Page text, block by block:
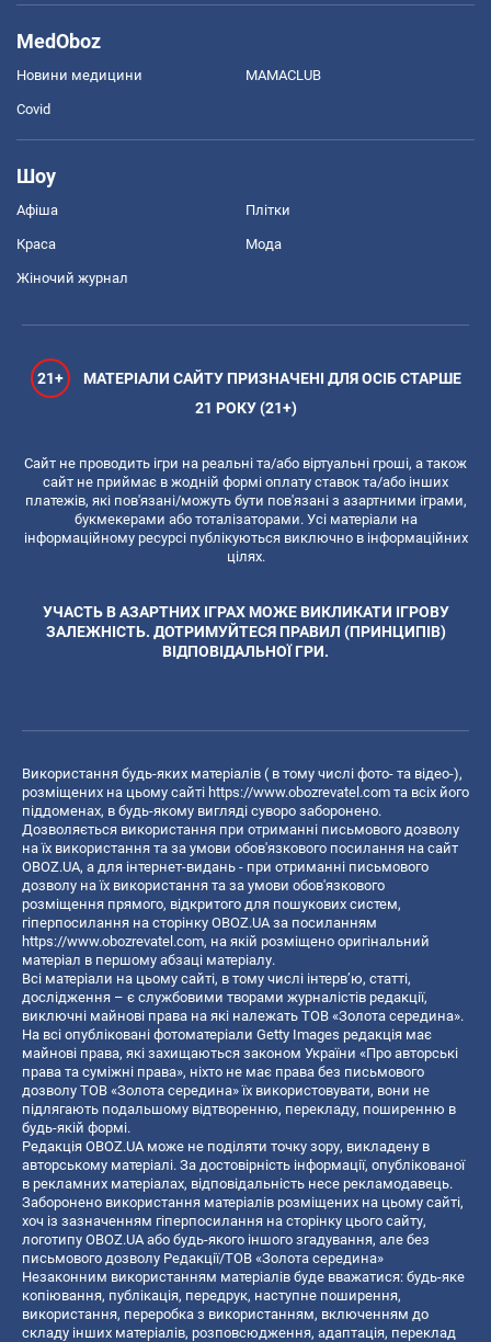
MedOboz
Новини медицини MAMACLUB
Covid
Шоу
Афіша Плітки
Краса Мода
Жіночий журнал
21+
МАТЕРІАЛИ САЙТУ ПРИЗНАЧЕНІ ДЛЯ ОСІБ СТАРШЕ
21 РОКУ (21+)
Сайт не проводить ігри на реальні та/або віртуальні гроші, а також
сайт не приймає в жодній формі оплату ставок та/або інших
платежів, які пов'язані/можуть бути пов'язані з азартними іграми,
букмекерами або тоталізаторами. Усі матеріали на
інформаційному ресурсі публікуються виключно в інформаційних
цілях.
УЧАСТЬ В АЗАРТНИХ ІГРАХ МОЖЕ ВИКЛИКАТИ ІГРОВУ
ЗАЛЕЖНІСТЬ. ДОТРИМУЙТЕСЯ ПРАВИЛ (ПРИНЦИПІВ)
ВІДПОВІДАЛЬНОЇ ГРИ.
Використання будь-яких матеріалів ( в тому числі фото- та відео-),
розміщених на цьому сайті https://www.obozrevatel.com та всіх його
піддоменах, в будь-якому вигляді суворо заборонено.
Дозволяється використання при отриманні письмового дозволу
на їх використання та за умови обов'язкового посилання на сайт
OBOZ.UA, а для інтернет-видань - при отриманні письмового
дозволу на їх використання та за умови обов'язкового
розміщення прямого, відкритого для пошукових систем,
гіперпосилання на сторінку OBOZ.UA за посиланням
https://www.obozrevatel.com, на якій розміщено оригінальний
матеріал в першому абзаці матеріалу.
Всі матеріали на цьому сайті, в тому числі інтерв’ю, статті,
дослідження – є службовими творами журналістів редакції,
виключні майнові права на які належать ТОВ «Золота середина».
На всі опубліковані фотоматеріали Getty Images редакція має
майнові права, які захищаються законом України «Про авторські
права та суміжні права», ніхто не має права без письмового
дозволу ТОВ «Золота середина» їх використовувати, вони не
підлягають подальшому відтворенню, перекладу, поширенню в
будь-якій формі.
Редакція OBOZ.UA може не поділяти точку зору, викладену в
авторському матеріалі. За достовірність інформації, опублікованої
в рекламних матеріалах, відповідальність несе рекламодавець.
Заборонено використання матеріалів розміщених на цьому сайті,
хоч із зазначенням гіперпосилання на сторінку цього сайту,
логотипу OBOZ.UA або будь-якого іншого згадування, але без
письмового дозволу Редакції/ТОВ «Золота середина»
Незаконним використанням матеріалів буде вважатися: будь-яке
копiювання, публiкацiя, передрук, наступне поширення,
використання, переробка з використанням, включенням до
складу інших матеріалів, розповсюдження, адаптація, переклад